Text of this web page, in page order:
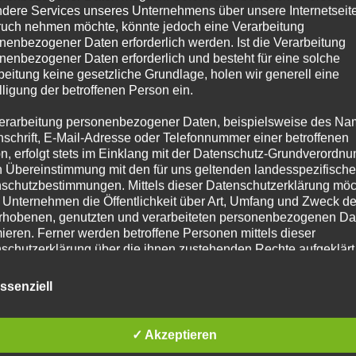
mit unseren führenden
Telefon: 030-88669050
Services unseres Unternehmens über unsere
nehmen möchte, könnte jedoch eine Verarbeitung
Daten erforderlich werden. Ist die Verarbeitung
Daten erforderlich und besteht für eine solche
keine gesetzliche Grundlage, holen wir generell eine
der betroffenen Person ein.
personenbezogener Daten, beispielsweise des
E-Mail-Adresse oder Telefonnummer einer betroffenen
erfolgt stets im Einklang mit der Datenschutz-
Übereinstimmung mit den für uns geltenden
Mittels dieser Datenschutzerklärung
Unternehmen die Öffentlichkeit über Art, Umfang und Zweck
genutzten und verarbeiteten personenbezogenen
Ferner werden betroffene Personen mittels dieser
über die ihnen zustehenden Rechte aufgeklärt.
als für die Verarbeitung Verantwortlicher zahlreiche
Maßnahmen umgesetzt, um einen möglichst
Daten sicherzustellen. Dennoch können
Datenübertragungen grundsätzlich Sicherheitslücken
✓ Akzeptieren